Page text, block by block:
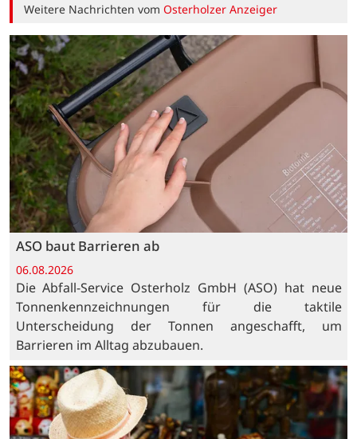
Weitere Nachrichten vomOsterholzer Anzeiger
ASO baut Barrieren ab
06.08.2026
Die Abfall-Service Osterholz GmbH (ASO) hat neue
Tonnenkennzeichnungen für die taktile
Unterscheidung der Tonnen angeschafft, um
Barrieren im Alltag abzubauen.